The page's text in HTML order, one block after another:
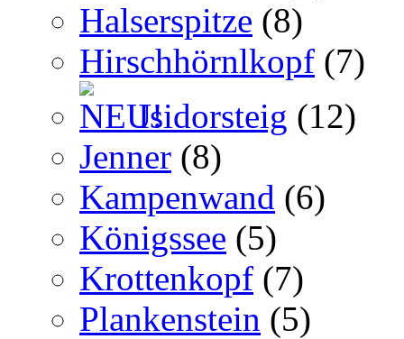
Halserspitze (8)
Hirschhörnlkopf (7)
Isidorsteig (12)
Jenner (8)
Kampenwand (6)
Königssee (5)
Krottenkopf (7)
Plankenstein (5)